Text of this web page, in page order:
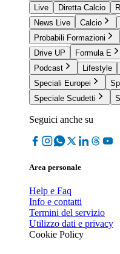
Live
Diretta Calcio
News Live
Calcio
Probabili Formazioni
Drive UP
Formula E
Podcast
Lifestyle
Speciali Europei
Speciale Scudetti
Seguici anche su
Area personale
Help e Faq
Info e contatti
Termini del servizio
Utilizzo dati e privacy
Cookie Policy